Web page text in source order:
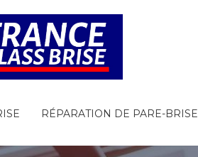
RÉPARATION DE PARE-BRISE